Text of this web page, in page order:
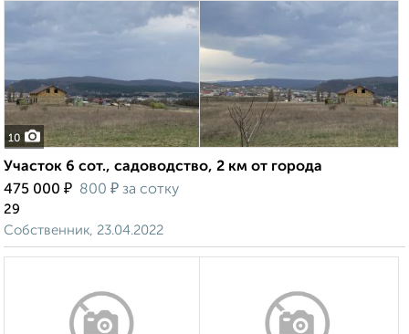
10
Участок 6 сот., садоводство, 2 км от города
475 000 ₽ 800 ₽ за сотку
29
Собственник, 23.04.2022